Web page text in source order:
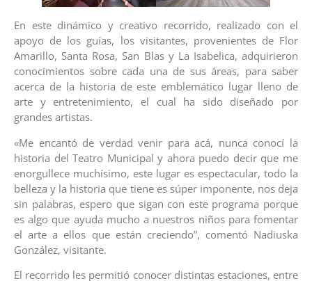
En este dinámico y creativo recorrido, realizado con el
apoyo de los guías, los visitantes, provenientes de Flor
Amarillo, Santa Rosa, San Blas y La Isabelica, adquirieron
conocimientos sobre cada una de sus áreas, para saber
acerca de la historia de este emblemático lugar lleno de
arte y entretenimiento, el cual ha sido diseñado por
grandes artistas.
«Me encantó de verdad venir para acá, nunca conocí la
historia del Teatro Municipal y ahora puedo decir que me
enorgullece muchísimo, este lugar es espectacular, todo la
belleza y la historia que tiene es súper imponente, nos deja
sin palabras, espero que sigan con este programa porque
es algo que ayuda mucho a nuestros niños para fomentar
el arte a ellos que están creciendo”, comentó Nadiuska
González, visitante.
El recorrido les permitió conocer distintas estaciones, entre